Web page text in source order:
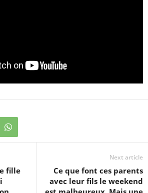
fille
Next article
Ce que font ces parents
avec leur fils le weekend